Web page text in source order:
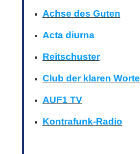
Achse des Guten
Acta diurna
Reitschuster
Club der klaren Worte
AUF1 TV
Kontrafunk-Radio